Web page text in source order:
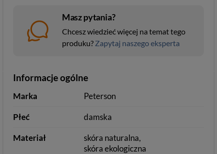
Masz pytania?
Chcesz wiedzieć więcej na temat tego
produku? Zapytaj naszego eksperta
Informacje ogólne
Marka Peterson
Płeć damska
Materiał
skóra naturalna
skóra ekologiczna